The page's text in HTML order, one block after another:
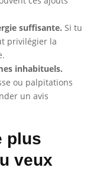
suffisante. Si tu
privilégier la
inhabituels.
ou palpitations
un avis
plus
veux